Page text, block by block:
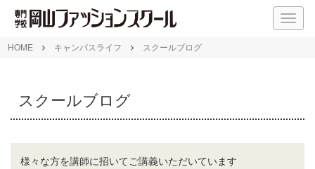
M
E
HOME キャンパスライフ スクールブログ
スクールブログ
様々な方を講師に招いてご講義いただいています